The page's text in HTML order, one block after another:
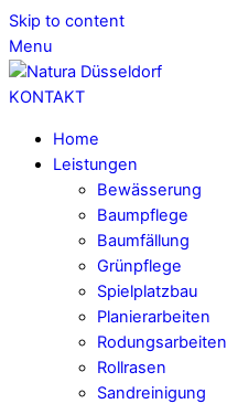
Skip to content
Menu
KONTAKT
Home
Leistungen
Bewässerung
Baumpflege
Baumfällung
Grünpflege
Spielplatzbau
Planierarbeiten
Rodungsarbeiten
Rollrasen
Sandreinigung